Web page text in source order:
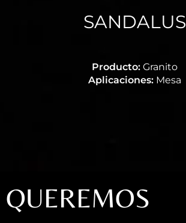
SANDALUS
Producto: Granito
Aplicaciones: Mesa
QUEREMOS